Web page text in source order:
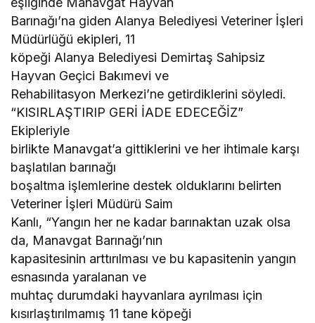
Barınağı’na giden Alanya Belediyesi Veteriner İşleri
Müdürlüğü ekipleri, 11
köpeği Alanya Belediyesi Demirtaş Sahipsiz
Hayvan Geçici Bakımevi ve
Rehabilitasyon Merkezi’ne getirdiklerini söyledi.
“KISIRLAŞTIRIP GERİ İADE EDECEĞİZ”
Ekipleriyle
birlikte Manavgat’a gittiklerini ve her ihtimale karşı
başlatılan barınağı
boşaltma işlemlerine destek olduklarını belirten
Veteriner İşleri Müdürü Saim
Kanlı, “Yangın her ne kadar barınaktan uzak olsa
da, Manavgat Barınağı’nın
kapasitesinin arttırılması ve bu kapasitenin yangın
esnasında yaralanan ve
muhtaç durumdaki hayvanlara ayrılması için
kısırlaştırılmamış 11 tane köpeği